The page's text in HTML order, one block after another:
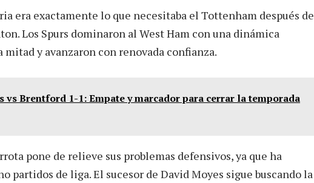
era exactamente lo que necesitaba el Tottenham después de
Los Spurs dominaron al West Ham con una dinámica
mitad y avanzaron con renovada confianza.
vs Brentford 1-1: Empate y marcador para cerrar la temporada
pone de relieve sus problemas defensivos, ya que ha
partidos de liga. El sucesor de David Moyes sigue buscando la